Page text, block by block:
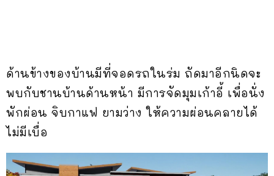
ด้านข้างของบ้านมีที่จอดรถในร่ม ถัดมาอีกนิดจะ
พบกับชานบ้านด้านหน้า มีการจัดมุมเก้าอี้ เพื่อนั่ง
พักผ่อน จิบกาแฟ ยามว่าง ให้ความผ่อนคลายได้
ไม่มีเบื่อ